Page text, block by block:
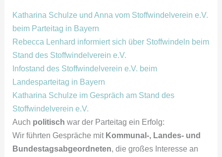
Katharina Schulze und Anna vom Stoffwindelverein e.V.
beim Parteitag in Bayern
Rebecca Lenhard informiert sich über Stoffwindeln beim
Stand des Stoffwindelverein e.V.
Infostand des Stoffwindelverein e.V. beim
Landesparteitag in Bayern
Katharina Schulze im Gespräch am Stand des
Stoffwindelverein e.V.
Auch politisch war der Parteitag ein Erfolg:
Wir führten Gespräche mit Kommunal-, Landes- und
Bundestagsabgeordneten, die großes Interesse an